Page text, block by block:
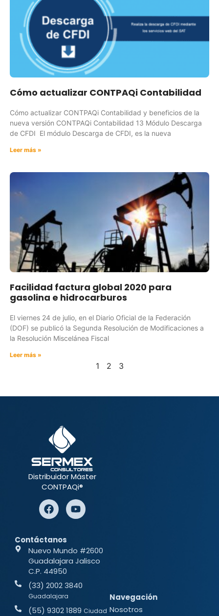
Cómo actualizar CONTPAQi Contabilidad
Cómo actualizar CONTPAQi Contabilidad y beneficios de la
nueva versión CONTPAQi Contabilidad 13 Módulo Descarga
de CFDI El módulo Descarga de CFDI, es la nueva
Leer más »
Facilidad factura global 2020 para
gasolina e hidrocarburos
El viernes 24 de julio, en el Diario Oficial de la Federación
(DOF) se publicó la Segunda Resolución de Modificaciones a
la Resolución Miscelánea Fiscal
Leer más »
1 2 3
Distribuidor Máster
CONTPAQi®
Contáctanos
Nuevo Mundo #2600
Guadalajara Jalisco
C.P. 44950
(33) 2002 3840
Guadalajara
(55) 9302 1889 Ciudad
Navegación
Nosotros